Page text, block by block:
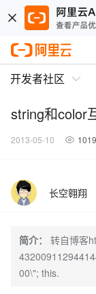
开发者社区
string和color
2013-05-10 1019
长空翱翔
简介：
转自博客
00\"; this.